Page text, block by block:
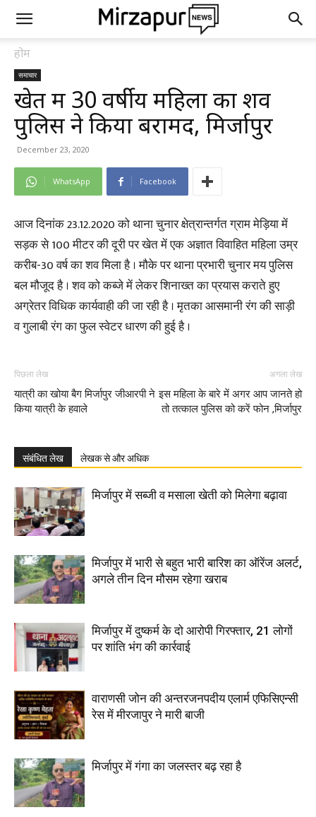
होम
समाचार
खेत में 30 वर्षीय महिला का शव
पुलिस ने किया बरामद, मिर्जापुर
December 23, 2020
WhatsApp Facebook
आज दिनांक 23.12.2020 को थाना चुनार क्षेत्रान्तर्गत ग्राम मेड़िया में
सड़क से 100 मीटर की दूरी पर खेत में एक अज्ञात विवाहित महिला उम्र
करीब-30 वर्ष का शव मिला है । मौके पर थाना प्रभारी चुनार मय पुलिस
बल मौजूद है । शव को कब्जे में लेकर शिनाख्त का प्रयास कराते हुए
अग्रेतर विधिक कार्यवाही की जा रही है । मृतका आसमानी रंग की साड़ी
व गुलाबी रंग का फुल स्वेटर धारण की हुई है ।
पिछला लेख
यात्री का खोया बैग मिर्जापुर जीआरपी ने
किया यात्री के हवाले
अगला लेख
इस महिला के बारे में अगर आप जानते हो
तो तत्काल पुलिस को करें फोन ,मिर्जापुर
संबंधित लेख लेखक से और अधिक
मिर्जापुर में सब्जी व मसाला खेती को मिलेगा बढ़ावा
मिर्जापुर में भारी से बहुत भारी बारिश का ऑरेंज अलर्ट,
अगले तीन दिन मौसम रहेगा खराब
मिर्जापुर में दुष्कर्म के दो आरोपी गिरफ्तार, 21 लोगों
पर शांति भंग की कार्रवाई
वाराणसी जोन की अन्तरजनपदीय एलार्म एफिसिएन्सी
रेस में मीरजापुर ने मारी बाजी
मिर्जापुर में गंगा का जलस्तर बढ़ रहा है